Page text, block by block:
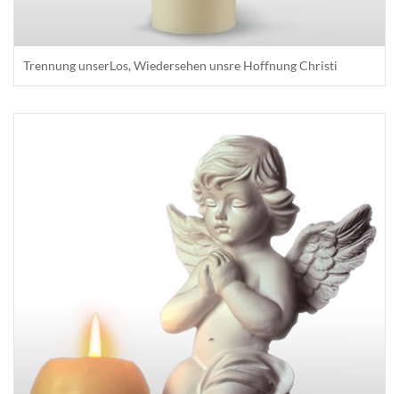
Trennung unserLos, Wiedersehen unsre Hoffnung Christi